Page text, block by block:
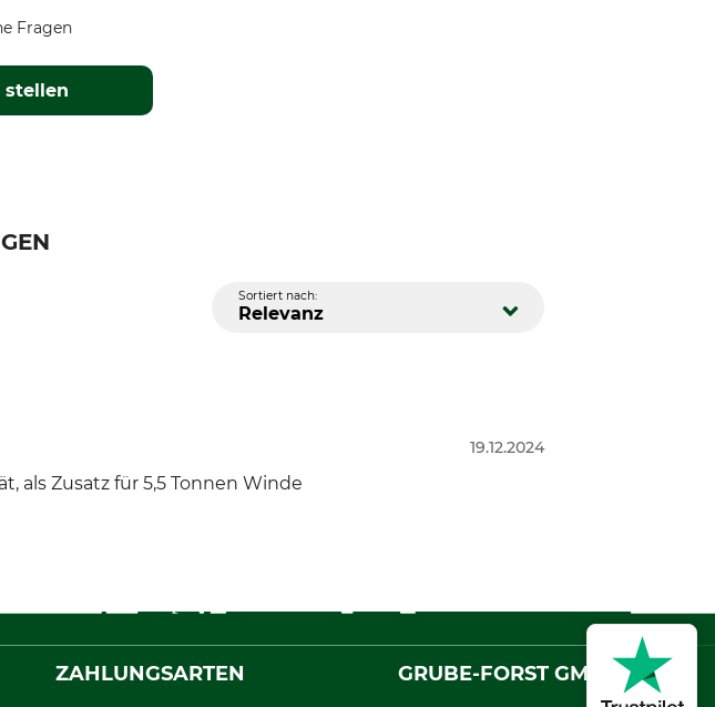
stellen
Fragen
Sortiert nach:
Relevanz
19.12.2024
als Zusatz für 5,5 Tonnen Winde
ZAHLUNGSARTEN GRUBE-FORST GMBH